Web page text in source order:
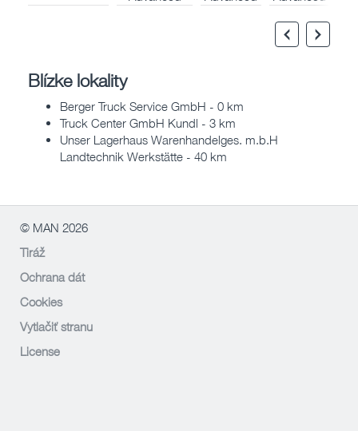
Blízke lokality
Berger Truck Service GmbH - 0 km
Truck Center GmbH Kundl - 3 km
Unser Lagerhaus Warenhandelges. m.b.H
Landtechnik Werkstätte - 40 km
© MAN 2026
Tiráž
Ochrana dát
Cookies
Vytlačiť stranu
License